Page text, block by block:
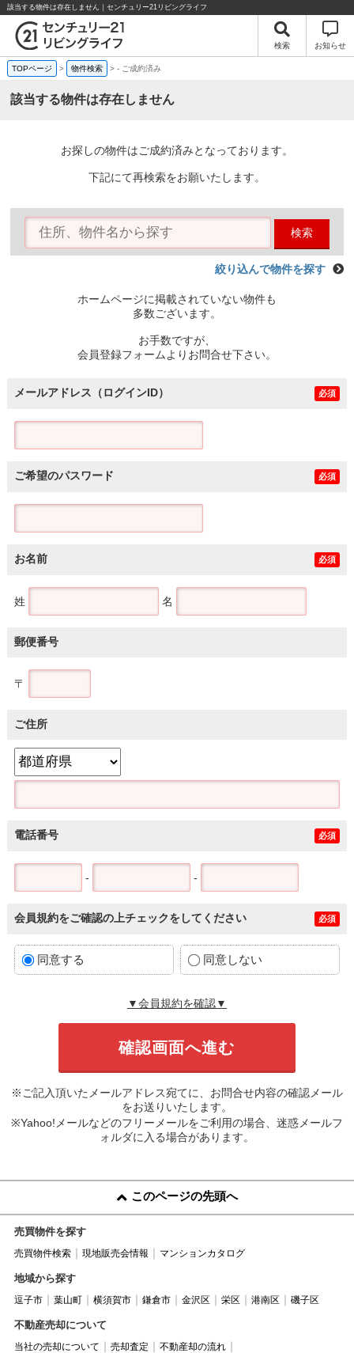
該当する物件は存在しません｜センチュリー21リビングライフ
検索 お知らせ
TOPページ > 物件検索 >- ご成約済み
該当する物件は存在しません
お探しの物件はご成約済みとなっております。
下記にて再検索をお願いたします。
検索
絞り込んで物件を探す
ホームページに掲載されていない物件も
多数ございます。
お手数ですが、
会員登録フォームよりお問合せ下さい。
メールアドレス（ログインID） 必須
ご希望のパスワード 必須
お名前 必須
姓 名
郵便番号
〒
ご住所
電話番号 必須
- -
会員規約をご確認の上チェックをしてください 必須
同意する 同意しない
▼会員規約を確認▼
※ご記入頂いたメールアドレス宛てに、お問合せ内容の確認メール
をお送りいたします。
※Yahoo!メールなどのフリーメールをご利用の場合、迷惑メールフ
ォルダに入る場合があります。
このページの先頭へ
売買物件を探す
売買物件検索 現地販売会情報 マンションカタログ
地域から探す
逗子市 葉山町 横須賀市 鎌倉市 金沢区 栄区 港南区 磯子区
不動産売却について
当社の売却について 売却査定
不動産却の流れ